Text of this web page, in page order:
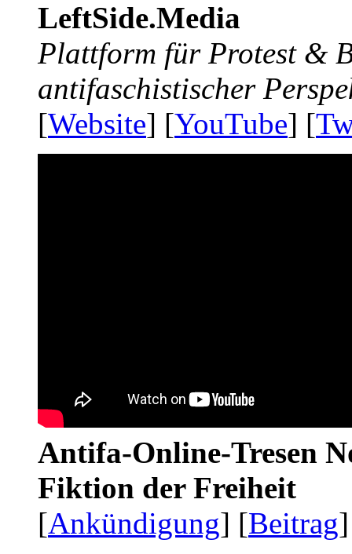
LeftSide.Media
Plattform für Protest &
antifaschistischer
[Website] [YouTube] [
Antifa-Online-Tresen
Fiktion der Freiheit
[Ankündigung] [Beitrag